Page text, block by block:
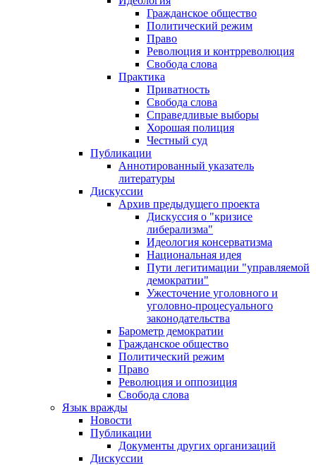
Гражданское общество
Политический режим
Право
Революция и контрреволюция
Свобода слова
Практика
Приватность
Свобода слова
Справедливые выборы
Хорошая полиция
Честный суд
Публикации
Аннотированный указатель
литературы
Дискуссии
Архив предыдущего проекта
Дискуссия о "кризисе
либерализма"
Идеология консерватизма
Национальная идея
Пути легитимации "управляемой
демократии"
Ужесточение уголовного и
уголовно-процесуального
законодательства
Барометр демократии
Гражданское общество
Политический режим
Право
Революция и оппозиция
Свобода слова
Язык вражды
Новости
Публикации
Документы других организаций
Дискуссии